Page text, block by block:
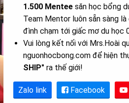
1.500 Mentee săn học bổng
Team Mentor luôn sẵn sàng
đình chạm tới giấc mơ du học
Vui lòng kết nối với Mrs.Hoài
nguonhocbong.com để hiện
SHIP" ra thế giới!
Zalo link Facebook